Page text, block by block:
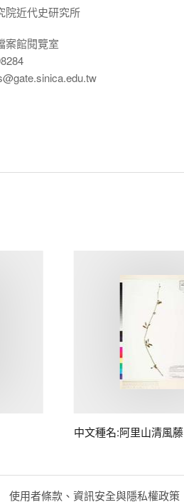
院近代史研究所
案館閱覽室
中文種名:阿里山清風藤
使用者條款、資訊安全與隱私權政策